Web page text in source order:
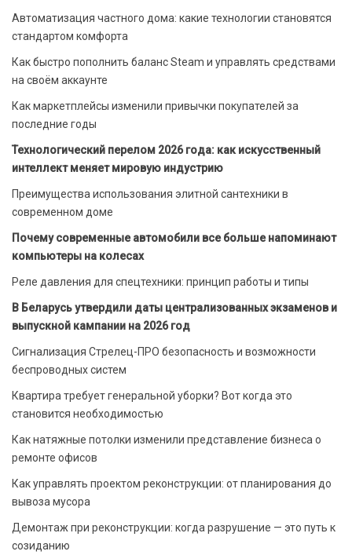
Автоматизация частного дома: какие технологии становятся
стандартом комфорта
Как быстро пополнить баланс Steam и управлять средствами
на своём аккаунте
Как маркетплейсы изменили привычки покупателей за
последние годы
Технологический перелом 2026 года: как искусственный
интеллект меняет мировую индустрию
Преимущества использования элитной сантехники в
современном доме
Почему современные автомобили все больше напоминают
компьютеры на колесах
Реле давления для спецтехники: принцип работы и типы
В Беларусь утвердили даты централизованных экзаменов и
выпускной кампании на 2026 год
Сигнализация Стрелец-ПРО безопасность и возможности
беспроводных систем
Квартира требует генеральной уборки? Вот когда это
становится необходимостью
Как натяжные потолки изменили представление бизнеса о
ремонте офисов
Как управлять проектом реконструкции: от планирования до
вывоза мусора
Демонтаж при реконструкции: когда разрушение — это путь к
созиданию